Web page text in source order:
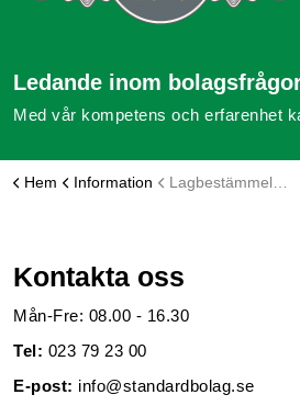
Ledande inom
Med vår kompetens och erfarenhet
Hem Information Lagbestämmelser och praxis
Kontakta oss
Mån-Fre: 08.00 - 16.30
Tel: 023 79 23 00
E-post: info@standardbolag.se